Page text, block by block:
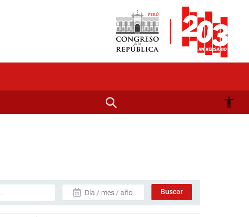
Día / mes / año